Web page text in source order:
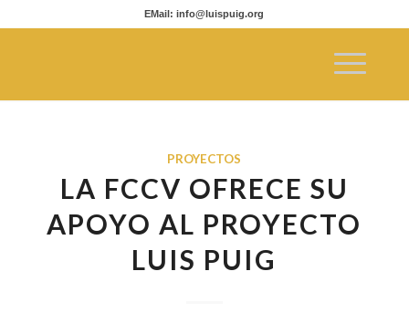
EMail: info@luispuig.org
PROYECTOS
LA FCCV OFRECE SU
APOYO AL PROYECTO
LUIS PUIG